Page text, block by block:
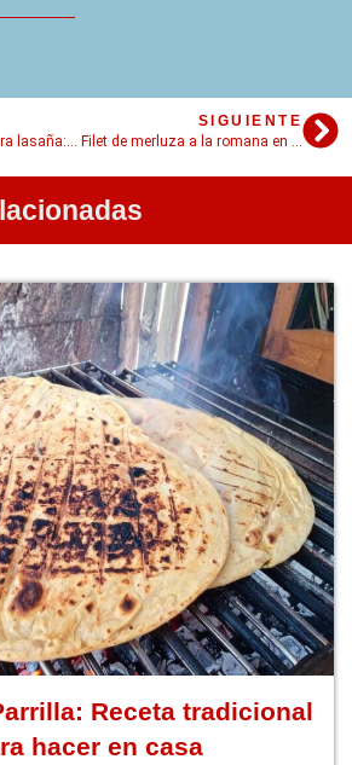
Cómo hacer masa para lasaña: la forma más simple
SIGUIENTE
Filet de merluza a la romana en 4 pasos sencillos
Receta tradicional
hacer en casa